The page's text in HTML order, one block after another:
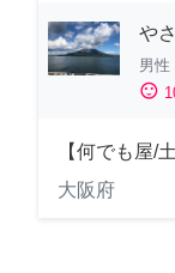
や
男性
sentiment_satisfied
【何でも屋/
大阪府